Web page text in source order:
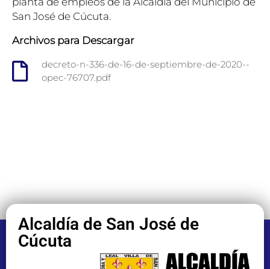
San José de Cúcuta.
Archivos para Descargar
decreto-n-336-de-16-de-septiembre-de-2020--
opec-76707.pdf
Alcaldía de San José de
Cúcuta